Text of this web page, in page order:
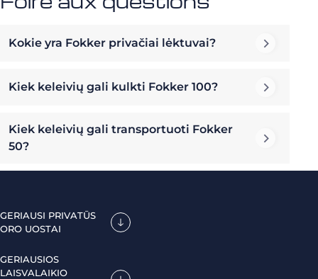
Kokie yra Fokker privačiai lėktuvai?
Kiek keleivių gali kulkti Fokker 100?
Kiek keleivių gali transportuoti Fokker
50?
GERIAUSI PRIVATŪS
ORO UOSTAI
GERIAUSIOS
LAISVALAIKIO